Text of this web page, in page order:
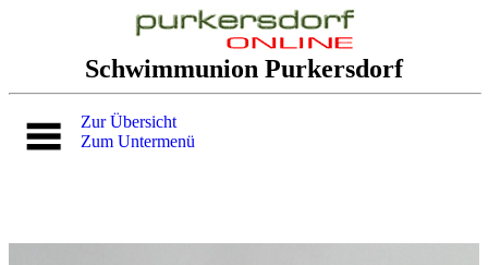
Schwimmunion Purkersdorf
Zur Übersicht
Zum Untermenü